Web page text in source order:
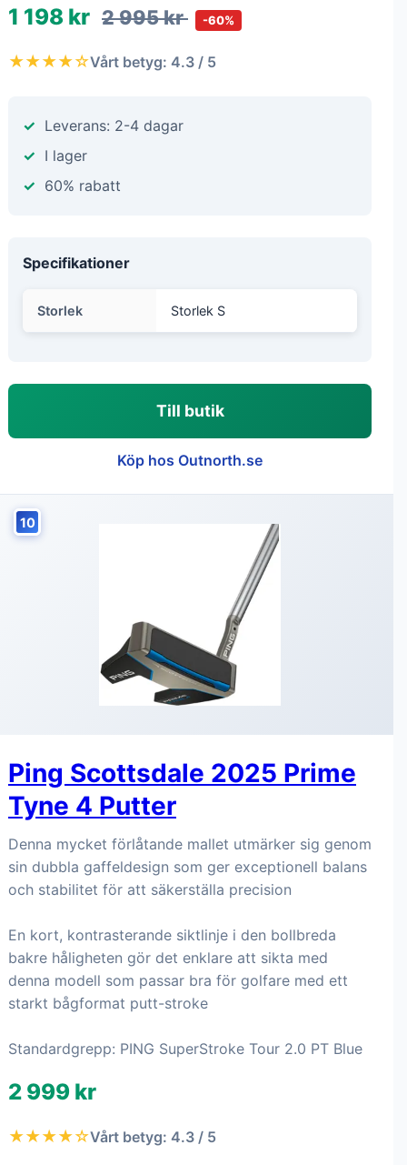
1 198 kr 2 995 kr -60%
★★★★☆Vårt betyg: 4.3 / 5
Leverans: 2-4 dagar
I lager
60% rabatt
Specifikationer
Storlek Storlek S
Till butik
Köp hos Outnorth.se
10
Ping Scottsdale 2025 Prime
Tyne 4 Putter
Denna mycket förlåtande mallet utmärker sig genom
sin dubbla gaffeldesign som ger exceptionell balans
och stabilitet för att säkerställa precision
En kort, kontrasterande siktlinje i den bollbreda
bakre håligheten gör det enklare att sikta med
denna modell som passar bra för golfare med ett
starkt bågformat putt-stroke
Standardgrepp: PING SuperStroke Tour 2.0 PT Blue
2 999 kr
★★★★☆Vårt betyg: 4.3 / 5